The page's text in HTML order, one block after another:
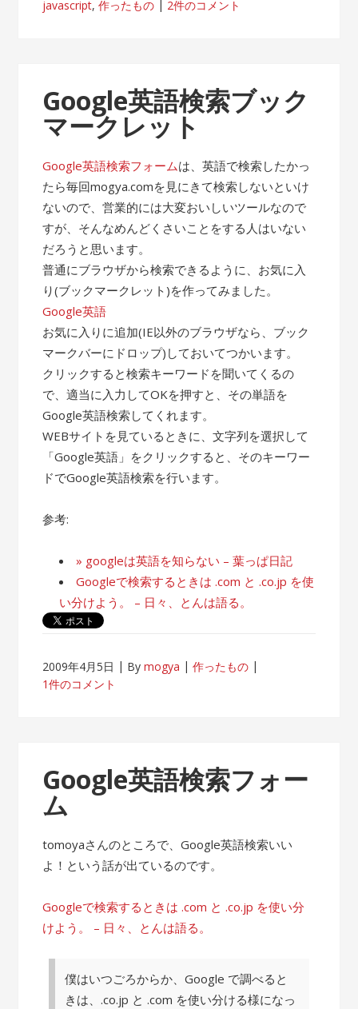
javascript,作ったもの 2件のコメント
Google英語検索ブック
マークレット
Google英語検索フォームは、英語で検索したかっ
たら毎回mogya.comを見にきて検索しないといけ
ないので、営業的には大変おいしいツールなので
すが、そんなめんどくさいことをする人はいない
だろうと思います。
普通にブラウザから検索できるように、お気に入
り(ブックマークレット)を作ってみました。
Google英語
お気に入りに追加(IE以外のブラウザなら、ブック
マークバーにドロップ)しておいてつかいます。
クリックすると検索キーワードを聞いてくるの
で、適当に入力してOKを押すと、その単語を
Google英語検索してくれます。
WEBサイトを見ているときに、文字列を選択して
「Google英語」をクリックすると、そのキーワー
ドでGoogle英語検索を行います。
参考:
» googleは英語を知らない – 葉っぱ日記
Googleで検索するときは .com と .co.jp を使
い分けよう。 – 日々、とんは語る。
2009年4月5日 Bymogya
作ったもの
1件のコメント
Google英語検索フォー
ム
tomoyaさんのところで、Google英語検索いい
よ！という話が出ているのです。
Googleで検索するときは .com と .co.jp を使い分
けよう。 – 日々、とんは語る。
僕はいつごろからか、Google で調べると
きは、.co.jp と .com を使い分ける様になっ